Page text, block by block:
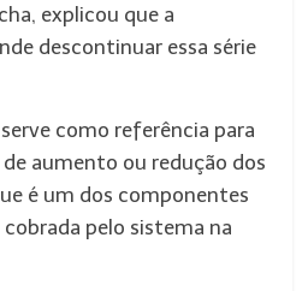
explicou que a
descontinuar essa série
como referência para
aumento ou redução dos
é um dos componentes
pelo sistema na